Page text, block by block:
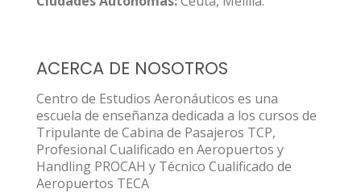
ACERCA DE NOSOTROS
Centro de Estudios Aeronáuticos es una
escuela de enseñanza dedicada a los cursos de
Tripulante de Cabina de Pasajeros TCP,
Profesional Cualificado en Aeropuertos y
Handling PROCAH y Técnico Cualificado de
Aeropuertos TECA